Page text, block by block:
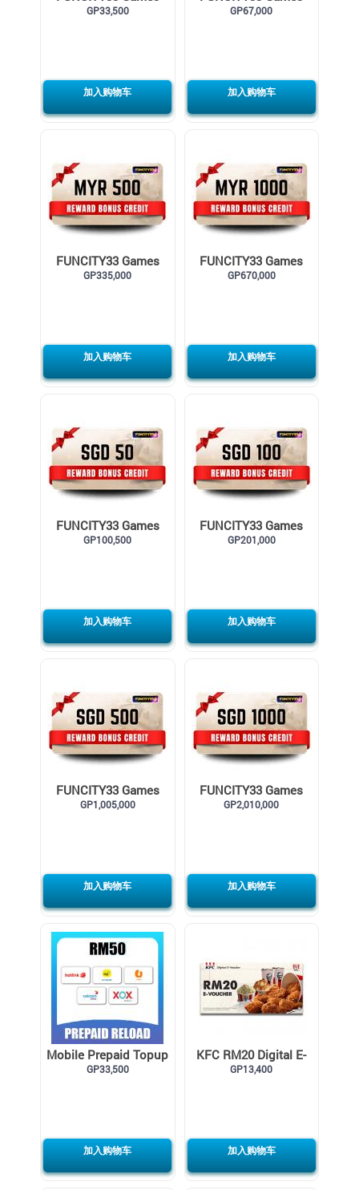
Credit MYR50
GP33,500
加入购物车
Credit MYR100
GP67,000
加入购物车
FUNCITY33 Games
Credit MYR500
GP335,000
加入购物车
FUNCITY33 Games
Credit MYR1000
GP670,000
加入购物车
FUNCITY33 Games
Credit SGD50
GP100,500
加入购物车
FUNCITY33 Games
Credit SGD100
GP201,000
加入购物车
FUNCITY33 Games
Credit SGD500
GP1,005,000
加入购物车
FUNCITY33 Games
Credit SGD1000
GP2,010,000
加入购物车
Mobile Prepaid Topup
RM50
GP33,500
加入购物车
KFC RM20 Digital E-
Voucher
GP13,400
加入购物车